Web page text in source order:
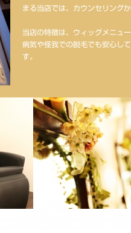
まる当店では、カウンセリング
当店の特徴は、ウィッグメニュ
病気や怪我での脱毛でも安心し
す。